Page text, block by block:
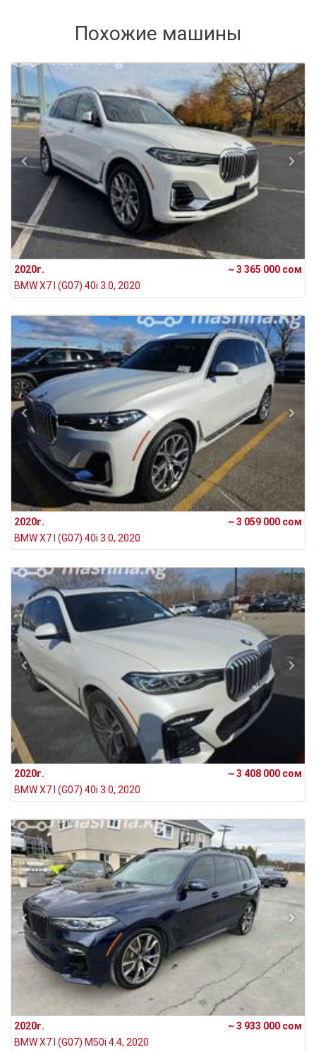
Похожие машины
2020г.
~ 3 365 000 сом
BMW X7 I (G07) 40i 3.0, 2020
2020г.
~ 3 059 000 сом
BMW X7 I (G07) 40i 3.0, 2020
2020г.
~ 3 408 000 сом
BMW X7 I (G07) 40i 3.0, 2020
2020г.
~ 3 933 000 сом
BMW X7 I (G07) M50i 4.4, 2020